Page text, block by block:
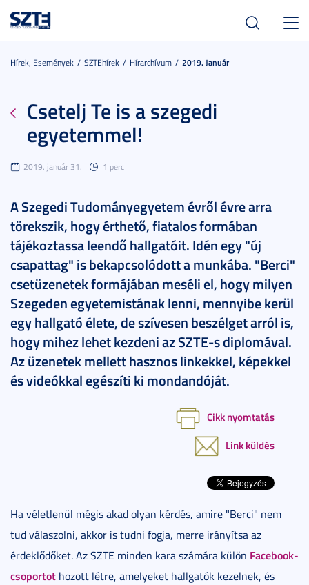
Hírek, Események SZTEhírek Hírarchívum 2019. Január
Csetelj Te is a szegedi
egyetemmel!
2019. január 31. 1 perc
A Szegedi Tudományegyetem évről évre arra
törekszik, hogy érthető, fiatalos formában
tájékoztassa leendő hallgatóit. Idén egy "új
csapattag" is bekapcsolódott a munkába. "Berci"
csetüzenetek formájában meséli el, hogy milyen
Szegeden egyetemistának lenni, mennyibe kerül
egy hallgató élete, de szívesen beszélget arról is,
hogy mihez lehet kezdeni az SZTE-s diplomával.
Az üzenetek mellett hasznos linkekkel, képekkel
és videókkal egészíti ki mondandóját.
Cikk nyomtatás
Link küldés
Ha véletlenül mégis akad olyan kérdés, amire "Berci" nem
tud válaszolni, akkor is tudni fogja, merre irányítsa az
érdeklődőket. Az SZTE minden kara számára külön Facebook-
csoportot hozott létre, amelyeket hallgatók kezelnek, és